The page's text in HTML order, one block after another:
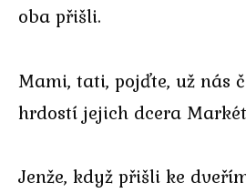
oba přišli.
Mami, tati, pojďte, už nás
hrdostí jejich dcera
Jenže, když přišli ke